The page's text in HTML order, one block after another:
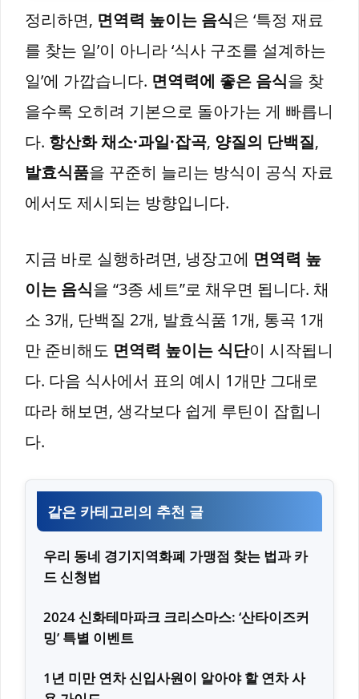
정리하면, 면역력 높이는 음식은 ‘특정 재료
를 찾는 일’이 아니라 ‘식사 구조를 설계하는
일’에 가깝습니다. 면역력에 좋은 음식을 찾
을수록 오히려 기본으로 돌아가는 게 빠릅니
다. 항산화 채소·과일·잡곡, 양질의 단백질,
발효식품을 꾸준히 늘리는 방식이 공식 자료
에서도 제시되는 방향입니다.
지금 바로 실행하려면, 냉장고에 면역력 높
이는 음식을 “3종 세트”로 채우면 됩니다. 채
소 3개, 단백질 2개, 발효식품 1개, 통곡 1개
만 준비해도 면역력 높이는 식단이 시작됩니
다. 다음 식사에서 표의 예시 1개만 그대로
따라 해보면, 생각보다 쉽게 루틴이 잡힙니
다.
같은 카테고리의 추천 글
우리 동네 경기지역화폐 가맹점 찾는 법과 카
드 신청법
2024 신화테마파크 크리스마스: ‘산타이즈커
밍’ 특별 이벤트
1년 미만 연차 신입사원이 알아야 할 연차 사